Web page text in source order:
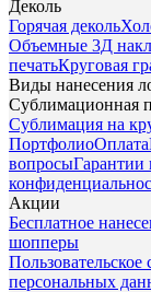
Деколь
Горячая деколь
Объемные 3Д
печатьКруговая
Виды нанесения
Сублимационная
Сублимация на
ПортфолиоОплата
вопросыГарантии
Акции
Бесплатное
шопперы
Пользовательское
персональных